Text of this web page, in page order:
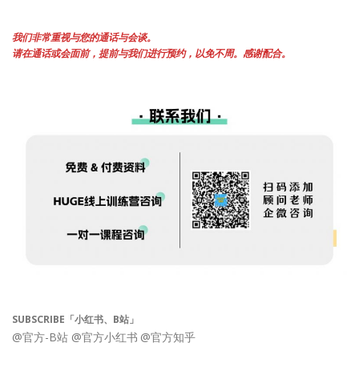
我们非常重视与您的通话与会谈。
请在通话或会面前，提前与我们进行预约，以免不周。感谢配合。
SUBSCRIBE「小红书、B站」
@官方-B站 @官方小红书 @官方知乎